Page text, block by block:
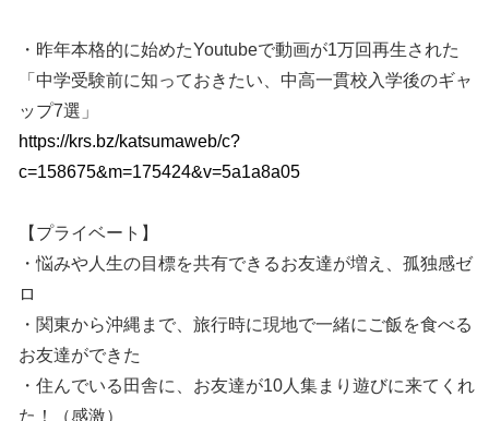
・昨年本格的に始めたYoutubeで動画が1万回再生された
「中学受験前に知っておきたい、中高一貫校入学後のギャ
ップ7選」
https://krs.bz/katsumaweb/c?
c=158675&m=175424&v=5a1a8a05
【プライベート】
・悩みや人生の目標を共有できるお友達が増え、孤独感ゼ
ロ
・関東から沖縄まで、旅行時に現地で一緒にご飯を食べる
お友達ができた
・住んでいる田舎に、お友達が10人集まり遊びに来てくれ
た！（感激）